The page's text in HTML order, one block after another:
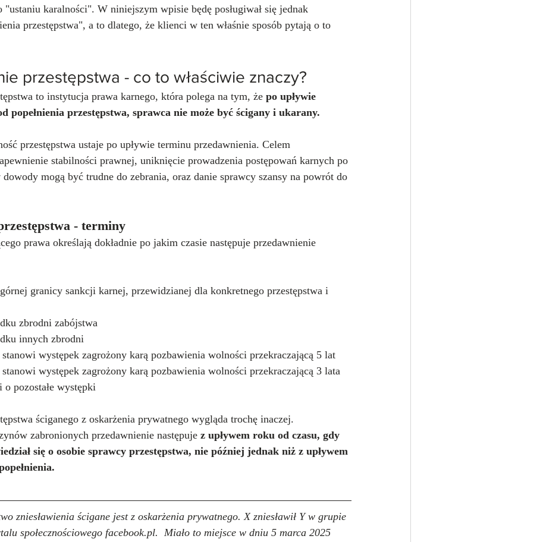
"ustaniu karalności". W niniejszym wpisie będę posługiwał się jednak
przestępstwa", a to dlatego, że klienci w ten właśnie sposób pytają o to
przestępstwa - co to właściwie znaczy?
to instytucja prawa karnego, która polega na tym, że po upływie
popełnienia przestępstwa, sprawca nie może być ścigany i ukarany.
przestępstwa ustaje po upływie terminu przedawnienia. Celem
stabilności prawnej, uniknięcie prowadzenia postępowań karnych po
dowody mogą być trudne do zebrania, oraz danie sprawcy szansy na powrót do
- terminy
prawa określają dokładnie po jakim czasie następuje przedawnienie
granicy sankcji karnej, przewidzianej dla konkretnego przestępstwa i
zbrodni zabójstwa
innych zbrodni
występek zagrożony karą pozbawienia wolności przekraczającą 5 lat
występek zagrożony karą pozbawienia wolności przekraczającą 3 lata
pozostałe występki
ściganego z oskarżenia prywatnego wygląda trochę inaczej.
zabronionych przedawnienie następuje z upływem roku od czasu, gdy
się o osobie sprawcy przestępstwa, nie później jednak niż z upływem
zniesławienia ścigane jest z oskarżenia prywatnego. X zniesławił Y w grupie
społecznościowego facebook.pl.  Miało to miejsce w dniu 5 marca 2025